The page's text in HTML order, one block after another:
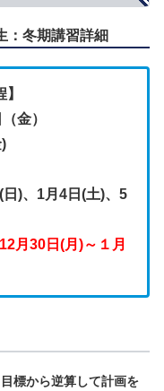
：冬期講習詳細
金）
)、1月4日(土)、5
月30日(月)～１月
標から逆算して計画を